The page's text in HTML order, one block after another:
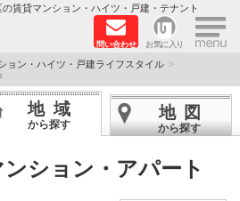
賃貸マンション・ハイツ・戸建・テナント
問い合わせ お気に入り ×
特集
ョン・ハイツ・戸建ライフスタイル
地域
から探す
地図
から探す
ション・アパート